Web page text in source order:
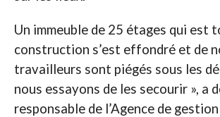
Un immeuble de 25 étages qui est
construction s’est effondré et de
travailleurs sont piégés sous les
nous essayons de les secourir », a
responsable de l’Agence de